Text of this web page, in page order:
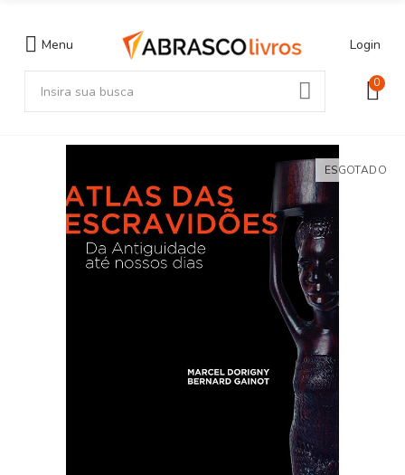
Menu Login
0
ESGOTADO